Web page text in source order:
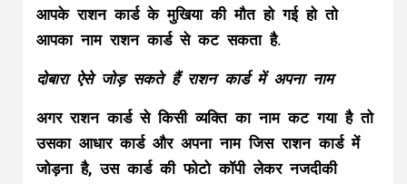
आपके राशन कार्ड के मुखिया की मौत हो गई हो तो
आपका नाम राशन कार्ड से कट सकता है.
दोबारा ऐसे जोड़ सकते हैं राशन कार्ड में अपना नाम
अगर राशन कार्ड से किसी व्यक्ति का नाम कट गया है तो
उसका आधार कार्ड और अपना नाम जिस राशन कार्ड में
जोड़ना है, उस कार्ड की फोटो कॉपी लेकर नजदीकी